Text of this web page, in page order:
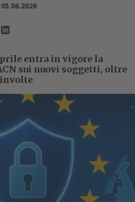
entra in vigore la
sui nuovi soggetti, oltre